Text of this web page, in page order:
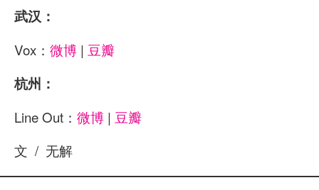
武汉：
Vox： 微博 | 豆瓣
杭州：
Line Out： 微博 | 豆瓣
文 / 无解